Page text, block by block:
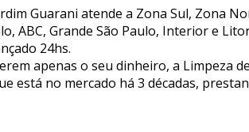
Guarani atende a Zona Sul, Zona
ABC, Grande São Paulo, Interior e
24hs.
apenas o seu dinheiro, a Limpeza
está no mercado há 3 décadas,